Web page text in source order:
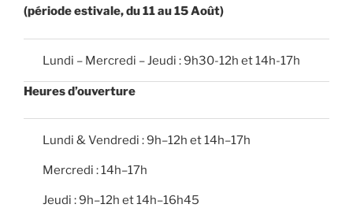
(période estivale, du 11 au 15 Août)
Lundi – Mercredi – Jeudi : 9h30-12h et 14h-17h
Heures d’ouverture
Lundi & Vendredi : 9h–12h et 14h–17h
Mercredi : 14h–17h
Jeudi : 9h–12h et 14h–16h45